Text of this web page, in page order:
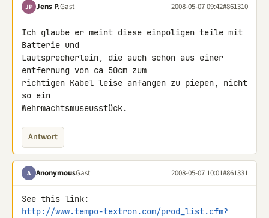
JP Jens P.Gast 2008-05-07 09:42#861310
Ich glaube er meint diese einpoligen teile mit
Batterie und
Lautsprecherlein, die auch schon aus einer
entfernung von ca 50cm zum
richtigen Kabel leise anfangen zu piepen, nicht
so ein
Wehrmachtsmuseusstück.
Antwort
A AnonymousGast 2008-05-07 10:01#861331
http://www.tempo-textron.com/prod_list.cfm?